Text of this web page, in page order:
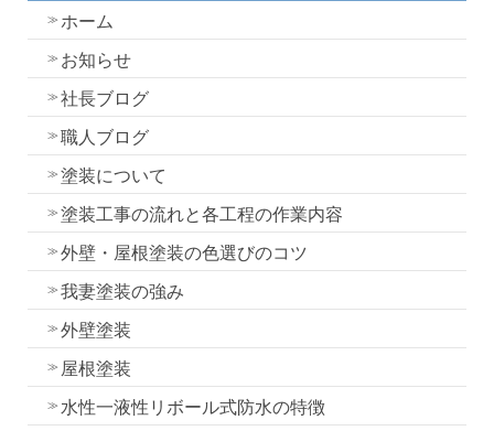
ホーム
お知らせ
社長ブログ
職人ブログ
塗装について
塗装工事の流れと各工程の作業内容
外壁・屋根塗装の色選びのコツ
我妻塗装の強み
外壁塗装
屋根塗装
水性一液性リボール式防水の特徴